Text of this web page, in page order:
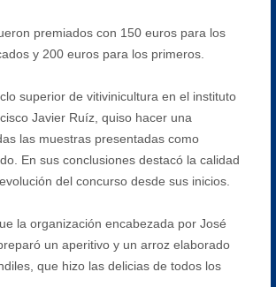
premiados con 150 euros para los
y 200 euros para los primeros.
superior de vitivinicultura en el instituto
Javier Ruíz, quiso hacer una
las muestras presentadas como
En sus conclusiones destacó la calidad
del concurso desde sus inicios.
la organización encabezada por José
un aperitivo y un arroz elaborado
que hizo las delicias de todos los